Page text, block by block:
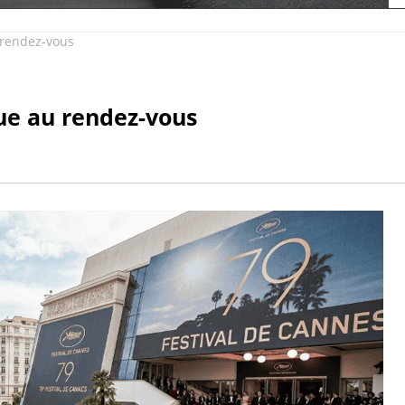
vous
au rendez-vous